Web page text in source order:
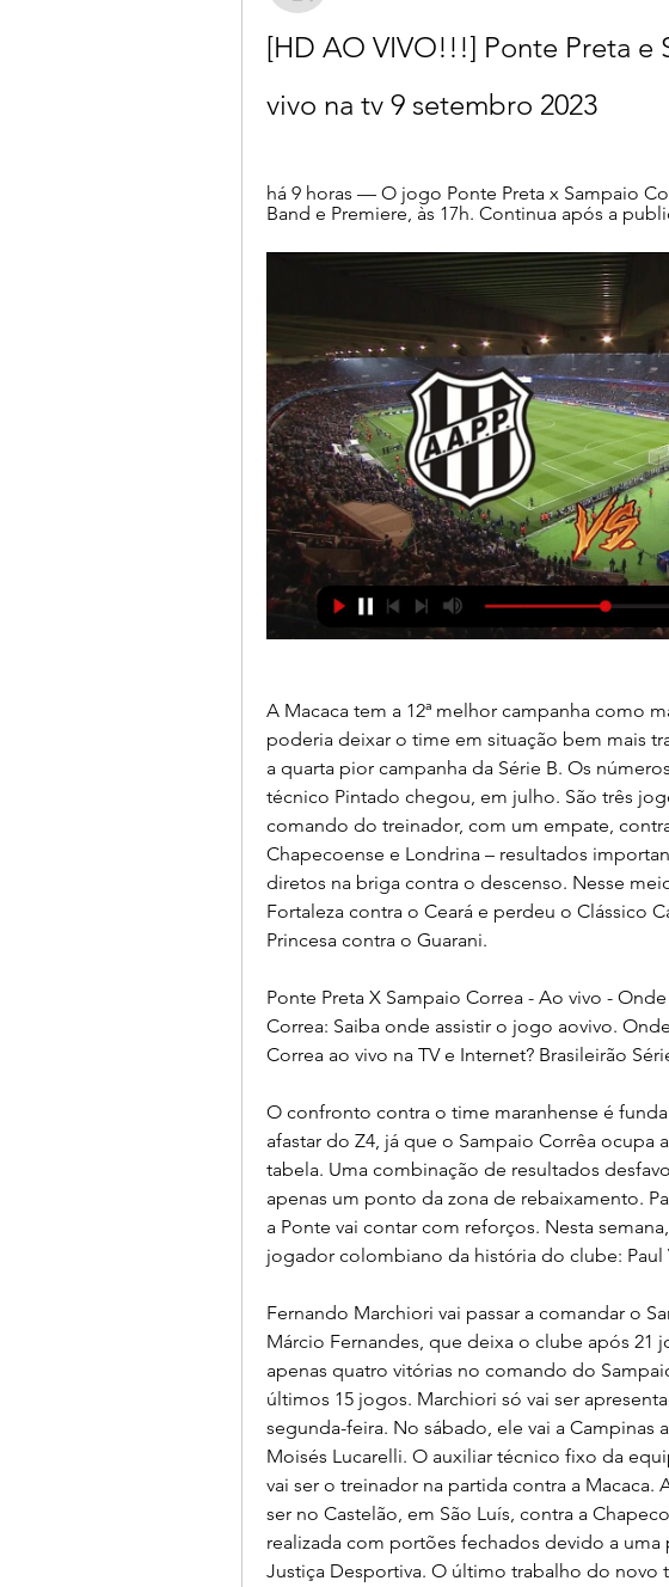
[HD AO VIVO!!!] Ponte Preta e
vivo na tv 9 setembro 2023
há 9 horas — O jogo Ponte Preta x Sampaio
Band e Premiere, às 17h. Continua após a
A Macaca tem a 12ª melhor campanha como
poderia deixar o time em situação bem mais
a quarta pior campanha da Série B. Os
técnico Pintado chegou, em julho. São três
comando do treinador, com um empate,
Chapecoense e Londrina – resultados
diretos na briga contra o descenso. Nesse
Fortaleza contra o Ceará e perdeu o Clássico
Princesa contra o Guarani.
Ponte Preta X Sampaio Correa - Ao vivo -
Correa: Saiba onde assistir o jogo aovivo.
Correa ao vivo na TV e Internet? Brasileirão
O confronto contra o time maranhense é
afastar do Z4, já que o Sampaio Corrêa ocupa
tabela. Uma combinação de resultados
apenas um ponto da zona de rebaixamento.
a Ponte vai contar com reforços. Nesta
jogador colombiano da história do clube: Paul
Fernando Marchiori vai passar a comandar o
Márcio Fernandes, que deixa o clube após 21
apenas quatro vitórias no comando do
últimos 15 jogos. Marchiori só vai ser
segunda-feira. No sábado, ele vai a Campinas
Moisés Lucarelli. O auxiliar técnico fixo da
vai ser o treinador na partida contra a Macaca.
ser no Castelão, em São Luís, contra a
realizada com portões fechados devido a
Justiça Desportiva. O último trabalho do